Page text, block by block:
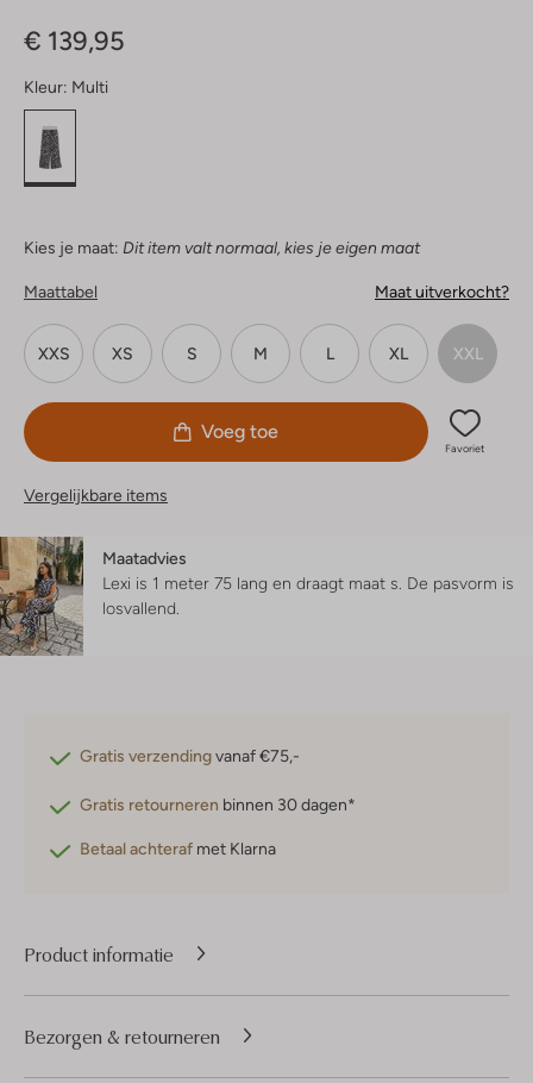
€ 139,95
Kleur: Multi
Kies je maat: Dit item valt normaal, kies je eigen maat
Maattabel Maat uitverkocht?
XXS XS S M L XL XXL
Voeg toe
Favoriet
Vergelijkbare items
Maatadvies
Lexi is 1 meter 75 lang en draagt maat s. De pasvorm is
losvallend
Gratis verzendingvanaf €75,-
Gratis retourneren binnen 30 dagen*
Betaal achteraf met Klarna
Product informatie
Bezorgen & retourneren